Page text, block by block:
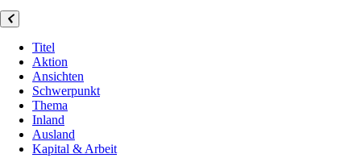
Titel
Aktion
Ansichten
Schwerpunkt
Thema
Inland
Ausland
Kapital & Arbeit